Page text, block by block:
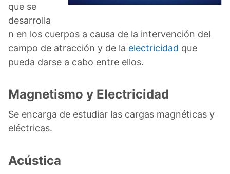
que se
desarrolla
n en los cuerpos a causa de la intervención del
campo de atracción y de la electricidad que
pueda darse a cabo entre ellos.
Magnetismo y Electricidad
Se encarga de estudiar las cargas magnéticas y
eléctricas.
Acústica